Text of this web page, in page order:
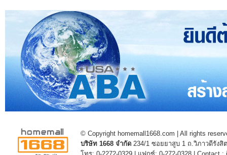
© Copyright homemall1668.com | All rights
บริษัท 1668 จำกัด 234/1 ซอยยาสูบ 1 ถ.วิภาวดีรัง